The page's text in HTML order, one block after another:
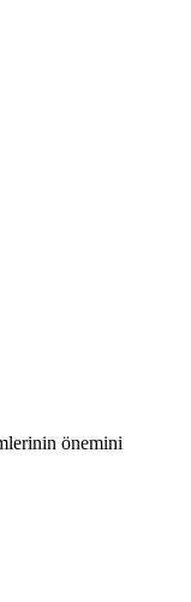
önemini